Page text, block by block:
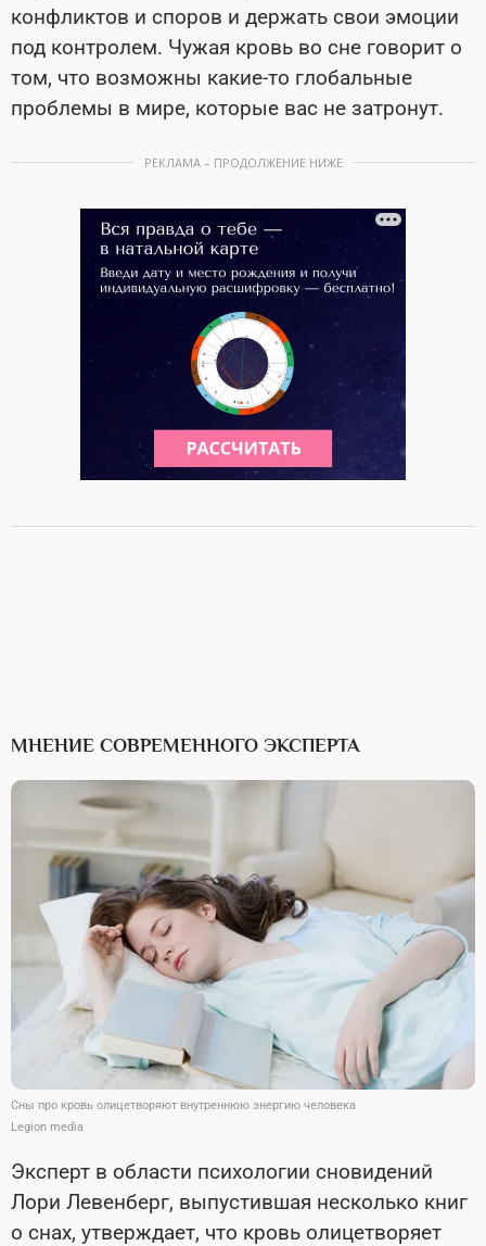
конфликтов и споров и держать свои эмоции
под контролем. Чужая кровь во сне говорит о
том, что возможны какие-то глобальные
проблемы в мире, которые вас не затронут.
РЕКЛАМА – ПРОДОЛЖЕНИЕ НИЖЕ
МНЕНИЕ СОВРЕМЕННОГО ЭКСПЕРТА
Сны про кровь олицетворяют внутреннюю энергию человека
Legion media
Эксперт в области психологии сновидений
Лори Левенберг, выпустившая несколько книг
о снах, утверждает, что кровь олицетворяет